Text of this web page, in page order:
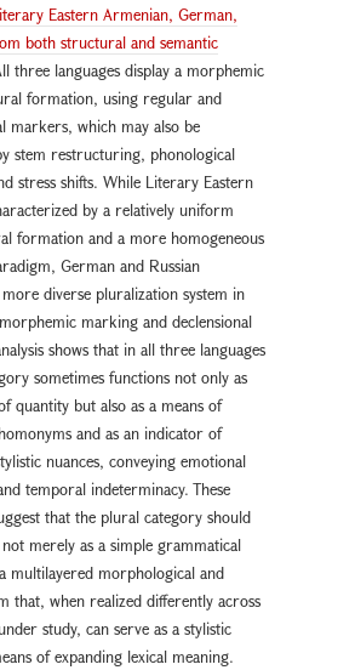
Eastern Armenian, German,
both structural and semantic
three languages display a morphemic
formation, using regular and
markers, which may also be
stem restructuring, phonological
stress shifts. While Literary Eastern
by a relatively uniform
formation and a more homogeneous
German and Russian
diverse pluralization system in
marking and declensional
shows that in all three languages
sometimes functions not only as
quantity but also as a means of
and as an indicator of
nuances, conveying emotional
temporal indeterminacy. These
that the plural category should
merely as a simple grammatical
multilayered morphological and
that, when realized differently across
study, can serve as a stylistic
of expanding lexical meaning.